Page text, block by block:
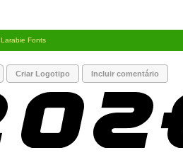
Larabie Fonts
Criar Logotipo Incluir comentário